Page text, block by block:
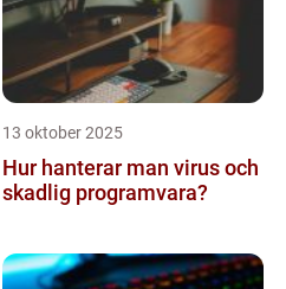
13 oktober 2025
Hur hanterar man virus och
skadlig programvara?